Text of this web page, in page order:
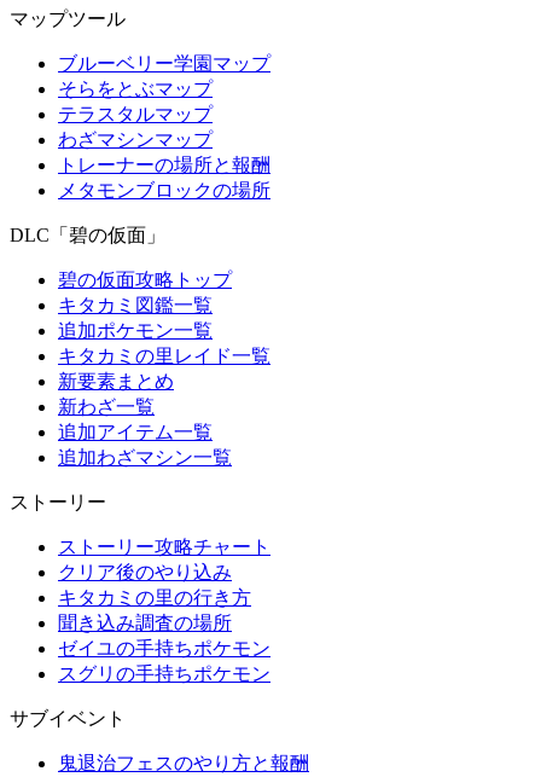
マップツール
ブルーベリー学園マップ
そらをとぶマップ
テラスタルマップ
わざマシンマップ
トレーナーの場所と報酬
メタモンブロックの場所
DLC「碧の仮面」
碧の仮面攻略トップ
キタカミ図鑑一覧
追加ポケモン一覧
キタカミの里レイド一覧
新要素まとめ
新わざ一覧
追加アイテム一覧
追加わざマシン一覧
ストーリー
ストーリー攻略チャート
クリア後のやり込み
キタカミの里の行き方
聞き込み調査の場所
ゼイユの手持ちポケモン
スグリの手持ちポケモン
サブイベント
鬼退治フェスのやり方と報酬